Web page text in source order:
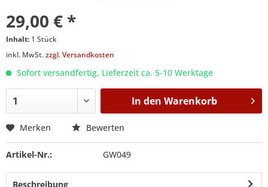
29,00 € *
Inhalt: 1 Stück
inkl. MwSt.zzgl. Versandkosten
Sofort versandfertig, Lieferzeit ca. 5-10 Werktage
In den Warenkorb
Merken Bewerten
Artikel-Nr.: GW049
Beschreibung